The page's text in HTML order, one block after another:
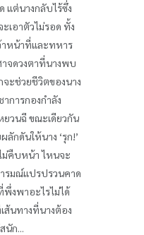
แต่นางกลับไร้ซึ่ง
เอาตัวไม่รอด ทั้ง
าหน้าที่และทหาร
จดวงตาที่นางพบ
ะช่วยชีวิตของนาง
การกองกำลัง
ยวนฉี ขณะเดียวกัน
กดันให้นาง ‘รุก!’
ม่คืบหน้า ไหนจะ
รมณ์แปรปรวนคาด
งพาอะไรไม่ได้
ส้นทางที่นางต้อง
นัก...